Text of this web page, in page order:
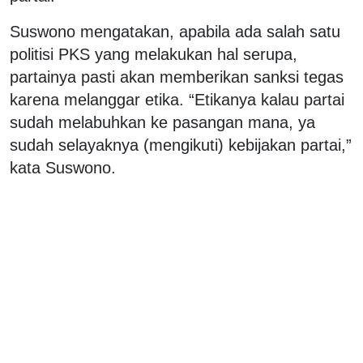
Suswono mengatakan, apabila ada salah satu
politisi PKS yang melakukan hal serupa,
partainya pasti akan memberikan sanksi tegas
karena melanggar etika. “Etikanya kalau partai
sudah melabuhkan ke pasangan mana, ya
sudah selayaknya (mengikuti) kebijakan partai,”
kata Suswono.